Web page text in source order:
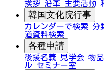
挨拶 沿革 主要活動
韓国文化院行事
カレンダーで検索 分
道資料検索
各種申請
後援名義 見学会 物
ル セミナー室